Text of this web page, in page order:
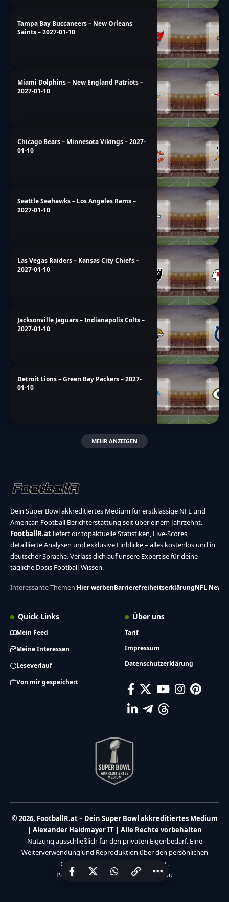
Tampa Bay Buccaneers – New Orleans
Saints – 2027-01-10
Miami Dolphins – New England Patriots –
2027-01-10
Chicago Bears – Minnesota Vikings – 2027-
01-10
Seattle Seahawks – Los Angeles Rams –
2027-01-10
Las Vegas Raiders – Kansas City Chiefs –
2027-01-10
Jacksonville Jaguars – Indianapolis Colts –
2027-01-10
Detroit Lions – Green Bay Packers – 2027-
01-10
MEHR ANZEIGEN
Dein Super Bowl akkreditiertes Medium für erstklassige NFL und
American Football Berichterstattung seit über einem Jahrzehnt.
FootballR.at liefert dir topaktuelle Statistiken, Live-Scores,
detaillierte Analysen und exklusive Einblicke – alles kostenlos und in
deutscher Sprache. Verlass dich auf unsere Expertise für deine
tägliche Dosis Football-Wissen.
Interessante Themen:Hier werbenBarrierefreiheitserklärungNFL News
Quick Links
Mein Feed
Meine Interessen
Leseverlauf
Von mir gespeichert
Über uns
Tarif
Impressum
Datenschutzerklärung
© 2026, FootballR.at – Dein Super Bowl akkreditiertes Medium
| Alexander Haidmayer IT | Alle Rechte vorbehalten
Nutzung ausschließlich für den privaten Eigenbedarf. Eine
Weiterverwendung und Reproduktion über den persönlichen
Gebrauch hinaus ist nicht gestattet.
Partner:
Haidmayer IT We Care 4 You